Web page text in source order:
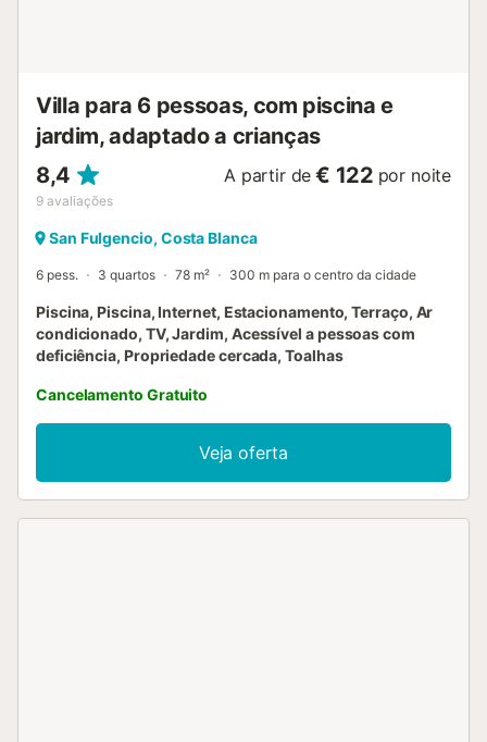
Villa para 6 pessoas, com piscina e
jardim, adaptado a crianças
8,4
9 avaliações
A partir de € 122 por noite
San Fulgencio, Costa Blanca
6 pess. 3 quartos 78 m² 300 m para o centro da cidade
Piscina, Piscina, Internet, Estacionamento, Terraço, Ar
condicionado, TV, Jardim, Acessível a pessoas com
deficiência, Propriedade cercada, Toalhas
Cancelamento Gratuito
Veja oferta